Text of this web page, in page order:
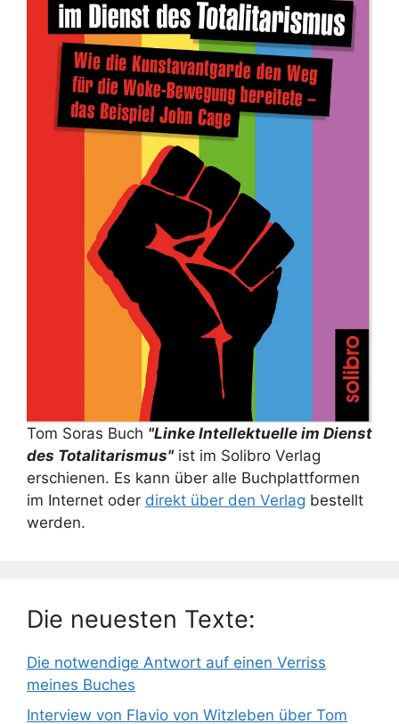
Tom Soras Buch "Linke Intellektuelle im Dienst
des Totalitarismus" ist im Solibro Verlag
erschienen. Es kann über alle Buchplattformen
im Internet oder direkt über den Verlag bestellt
werden.
Die neuesten Texte:
Die notwendige Antwort auf einen Verriss
meines Buches
Interview von Flavio von Witzleben über Tom